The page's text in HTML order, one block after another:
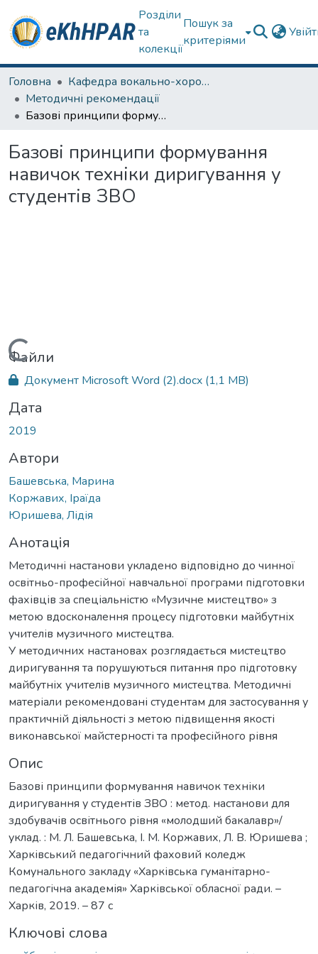
Розділи
та
колекції
Пошук за
критеріями
Головна
Кафедра вокально-хорової підготовки вчителя
Методичні рекомендації
Базові принципи формування навичок техніки диригування у студентів ЗВО
Базові принципи формування
навичок техніки диригування у
студентів ЗВО
Вантажиться...
Файли
Документ Microsoft Word (2).docx (1,1 MB)
Дата
2019
Автори
Башевська, Марина
Коржавих, Іраїда
Юришева, Лідія
Анотація
Методичні настанови укладено відповідно до чинної
освітньо-професійної навчальної програми підготовки
фахівців за спеціальністю «Музичне мистецтво» з
метою вдосконалення процесу підготовки майбутніх
учителів музичного мистецтва.
У методичних настановах розглядається мистецтво
диригування та порушуються питання про підготовку
майбутніх учителів музичного мистецтва. Методичні
матеріали рекомендовані студентам для застосування у
практичній діяльності з метою підвищення якості
виконавської майстерності та професійного рівня
Опис
Базові принципи формування навичок техніки
диригування у студентів ЗВО : метод. настанови для
здобувачів освітнього рівня «молодший бакалавр»/
уклад. : М. Л. Башевська, І. М. Коржавих, Л. В. Юришева ;
Харківський педагогічний фаховий коледж
Комунального закладу «Харківська гуманітарно-
педагогічна академія» Харківської обласної ради. –
Харків, 2019. – 87 с
Ключові слова